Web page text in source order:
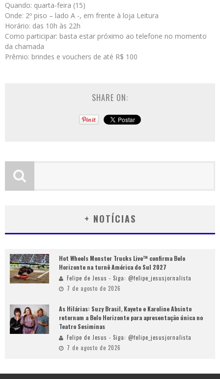
Quando: quarta-feira (15)
Onde: 2º piso – lado A -, em frente à loja Leitura
Horário: das 10h às 22h
Como participar: basta estar próximo ao telefone no momento
da chamada
Prêmio: brindes e vouchers de até R$ 100
SHARE ON:
+ NOTÍCIAS
Hot Wheels Monster Trucks Live™ confirma Belo
Horizonte na turnê América do Sul 2027
Felipe de Jesus - Siga: @felipe_jesusjornalista
7 de agosto de 2026
As Hilárias: Suzy Brasil, Kayete e Karoline Absinto
retornam a Belo Horizonte para apresentação única no
Teatro Sesiminas
Felipe de Jesus - Siga: @felipe_jesusjornalista
7 de agosto de 2026